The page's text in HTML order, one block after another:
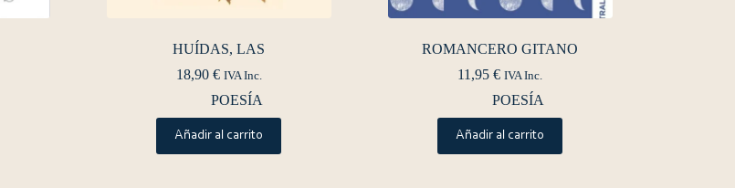
HUÍDAS, LAS
18,90 € IVA Inc.
POESÍA
Añadir al carrito
ROMANCERO GITANO
11,95€ IVA Inc.
POESÍA
Añadir al carrito